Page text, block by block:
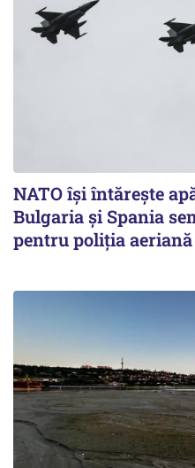
NATO își întărește
Bulgaria și Spania
pentru poliția aeriană